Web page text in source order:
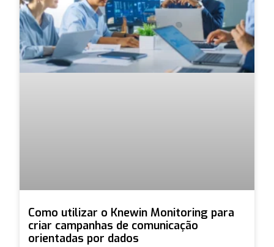
Como utilizar o Knewin Monitoring para
criar campanhas de comunicação
orientadas por dados